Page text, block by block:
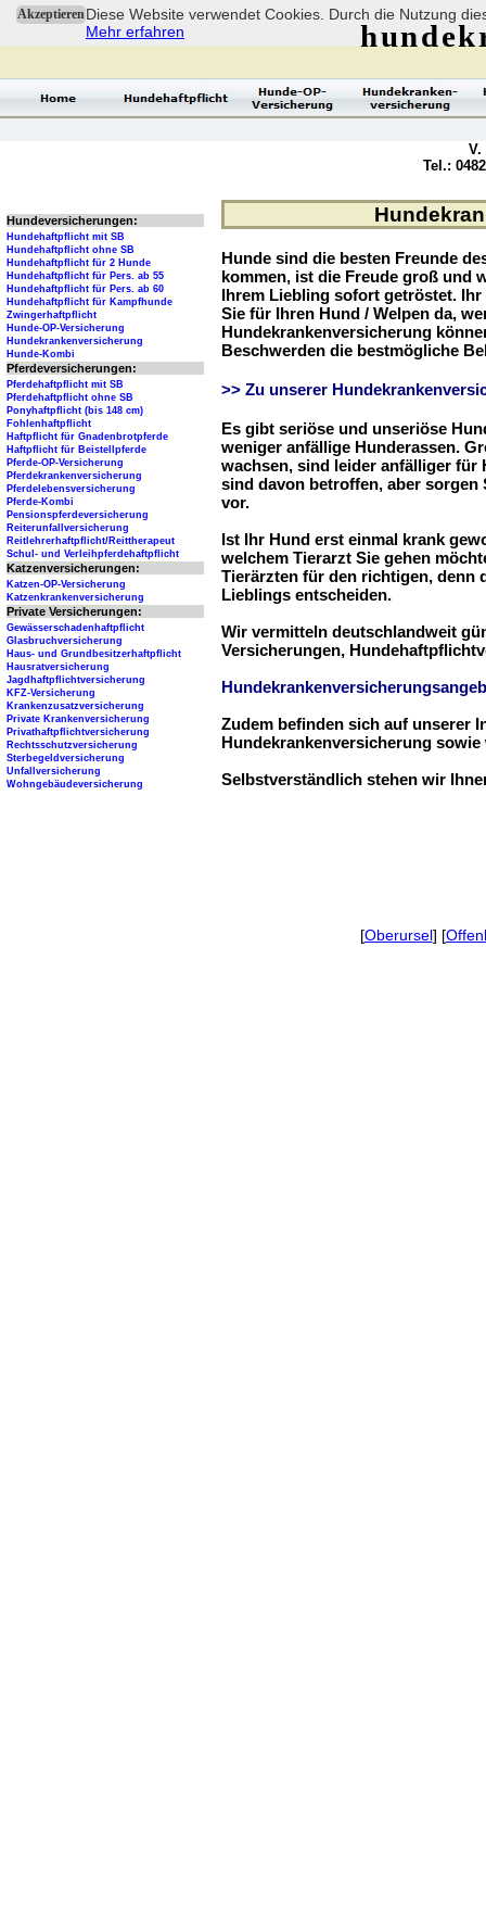
AkzeptierenDiese Website verwendet Cookies. Durch die Nutzung
Mehr erfahren
Hunde sind die besten Freunde
kommen, ist die Freude groß und
Ihrem Liebling sofort getröstet.
Sie für Ihren Hund / Welpen da,
Hundekrankenversicherung
Beschwerden die bestmögliche
>> Zu unserer
Es gibt seriöse und unseriöse
weniger anfällige Hunderassen.
wachsen, sind leider anfälliger für
sind davon betroffen, aber sorgen
vor.
Ist Ihr Hund erst einmal krank
welchem Tierarzt Sie gehen
Tierärzten für den richtigen, denn
Lieblings entscheiden.
Wir vermitteln deutschlandweit
Versicherungen,
Zudem befinden sich auf unserer
Hundekrankenversicherung
Selbstverständlich stehen wir
Hundeversicherungen:
Hundehaftpflicht mit SB
Hundehaftpflicht ohne SB
Hundehaftpflicht für 2 Hunde
Hundehaftpflicht für Pers. ab 55
Hundehaftpflicht für Pers. ab 60
Hundehaftpflicht für Kampfhunde
Zwingerhaftpflicht
Hunde-OP-Versicherung
Hundekrankenversicherung
Hunde-Kombi
Pferdeversicherungen:
Pferdehaftpflicht mit SB
Pferdehaftpflicht ohne SB
Ponyhaftpflicht (bis 148 cm)
Fohlenhaftpflicht
Haftpflicht für Gnadenbrotpferde
Haftpflicht für Beistellpferde
Pferde-OP-Versicherung
Pferdekrankenversicherung
Pferdelebensversicherung
Pferde-Kombi
Pensionspferdeversicherung
Reiterunfallversicherung
Reitlehrerhaftpflicht/Reittherapeut
Schul- und Verleihpferdehaftpflicht
Katzenversicherungen:
Katzen-OP-Versicherung
Katzenkrankenversicherung
Private Versicherungen:
Gewässerschadenhaftpflicht
Glasbruchversicherung
Haus- und Grundbesitzerhaftpflicht
Hausratversicherung
Jagdhaftpflichtversicherung
KFZ-Versicherung
Krankenzusatzversicherung
Private Krankenversicherung
Privathaftpflichtversicherung
Rechtsschutzversicherung
Sterbegeldversicherung
Unfallversicherung
Wohngebäudeversicherung
V.
Tel.:
[Oberursel] [